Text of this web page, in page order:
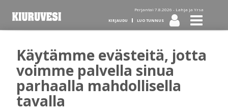
Perjantai 7.8.2026 - Lahja ja Yrsa
KIRJAUDU LUO TUNNUS
Tilaa Kiuruvesi-lehti diginä
tai kotiinkannettuna!
Käytämme evästeitä, jotta
voimme palvella sinua
parhaalla mahdollisella
tavalla